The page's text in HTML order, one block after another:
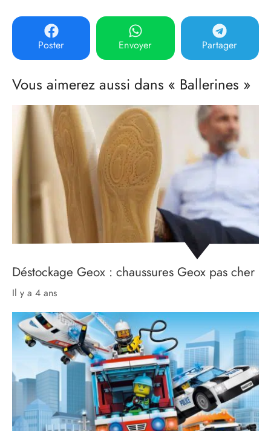
Poster Envoyer Partager
Vous aimerez aussi dans « Ballerines »
Déstockage Geox : chaussures Geox pas cher
il y a 4 ans